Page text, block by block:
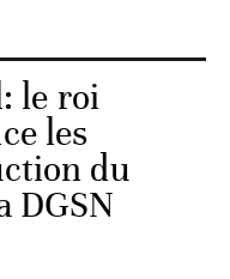
le roi
les
du
DGSN